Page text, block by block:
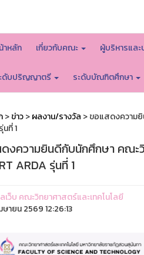
าหลัก เกี่ยวกับคณะ ผู้บริหารแล
ดับปริญญาตรี ระดับบัณฑิตศึกษา
>ข่าว>ผลงาน/รางวัล > ขอแสดงความยิ
ที่ 1
งความยินดีกับนักศึกษา คณะวิ
ARDA รุ่นที่ 1
ว็บ คณะวิทยาศาสตร์และเทคโนโลยี
ายน 2569 12:26:13